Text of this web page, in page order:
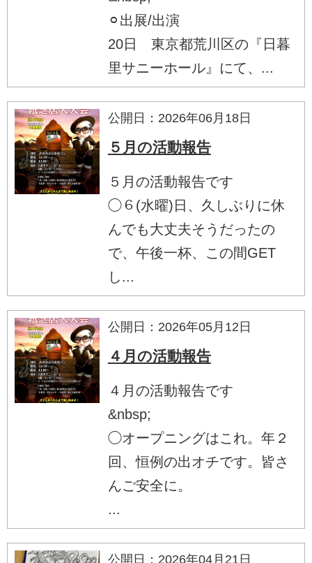
⚪︎出展/出演
20日 東京都荒川区の『日暮
里サニーホール』にて、...
公開日：2026年06月18日
５月の活動報告
５月の活動報告です
◯６(水曜)日、久しぶりに休
んでも大丈夫そうだったの
で、午後一杯、この間GET
し...
公開日：2026年05月12日
４月の活動報告
４月の活動報告です
&nbsp;
◯オープニングはこれ。年２
回、恒例の出オチです。皆さ
んご安全に。
...
公開日：2026年04月21日